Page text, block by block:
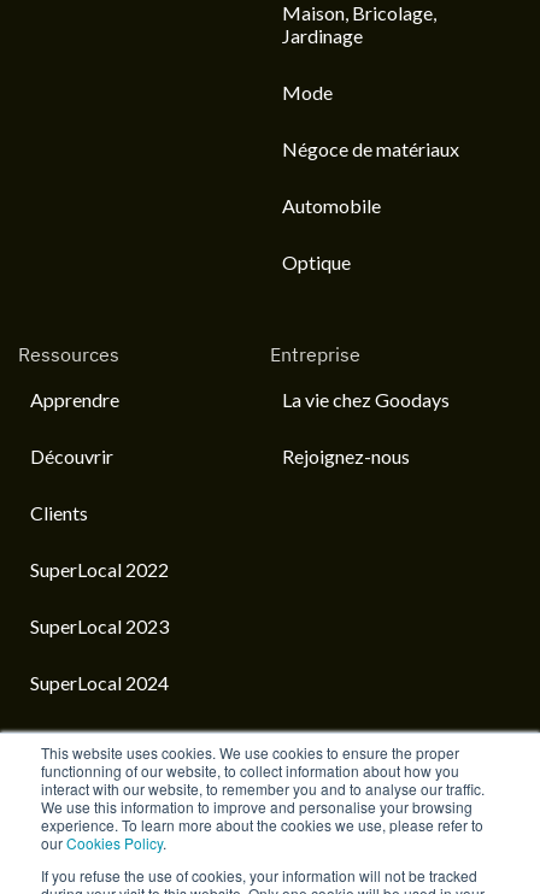
This website uses cookies. We use cookies to ensure the proper
functionning of our website, to collect information about how you
interact with our website, to remember you and to analyse our traffic.
We use this information to improve and personalise your browsing
experience. To learn more about the cookies we use, please refer to
ourCookies Policy.
If you refuse the use of cookies, your information will not be tracked
Maison, Bricolage,
Jardinage
Mode
Négoce de matériaux
Automobile
Optique
Ressources
Apprendre
Découvrir
Clients
SuperLocal 2022
SuperLocal 2023
SuperLocal 2024
Entreprise
La vie chez Goodays
Rejoignez-nous
French
Accueil La vie chez Goodays Mentions Légales